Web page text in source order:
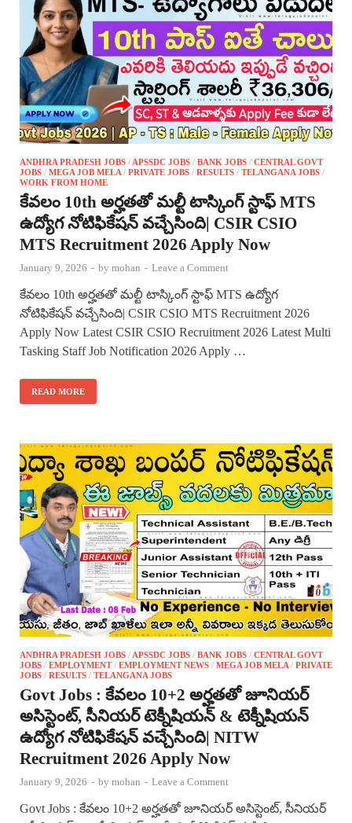
ANDHRA PRADESH JOBS / APSSDC JOBS / BANK JOBS / CENTRAL GOVT
JOBS / MEGA JOB MELA / PRIVATE JOBS / RESULTS / TELANGANA JOBS /
WORK FROM HOME
కేవలం 10th అర్హతతో మల్టీ టాస్కింగ్ స్టాఫ్ MTS
ఉద్యోగ నోటిఫికేషన్ వచ్చేసింది| CSIR CSIO
MTS Recruitment 2026 Apply Now
January 9, 2026 - by mohan - Leave a Comment
కేవలం 10th అర్హతతో మల్టీ టాస్కింగ్ స్టాఫ్ MTS ఉద్యోగ
నోటిఫికేషన్ వచ్చేసింది| CSIR CSIO MTS Recruitment 2026
Apply Now Latest CSIR CSIO Recruitment 2026 Latest Multi
Tasking Staff Job Notification 2026 Apply …
READ MORE
ANDHRA PRADESH JOBS / APSSDC JOBS / BANK JOBS / CENTRAL GOVT
JOBS / EMPLOYMENT/ EMPLOYMENT NEWS / MEGA JOB MELA / PRIVATE
JOBS / RESULTS / TELANGANA JOBS
Govt Jobs : కేవలం 10+2 అర్హతతో జూనియర్
అసిస్టెంట్, సీనియర్ టెక్నీషియన్ & టెక్నీషియన్
ఉద్యోగ నోటిఫికేషన్ వచ్చేసింది| NITW
Recruitment 2026 Apply Now
January 9, 2026 - by mohan - Leave a Comment
Govt Jobs : కేవలం 10+2 అర్హతతో జూనియర్ అసిస్టెంట్, సీనియర్